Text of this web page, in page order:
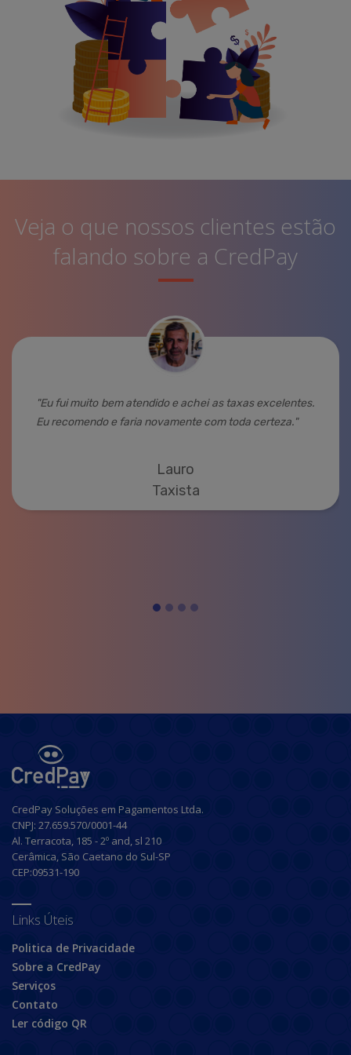
Veja o que nossos clientes estão
falando sobre a CredPay
"Eu fui muito bem atendido e achei as taxas excelentes.
Eu recomendo e faria novamente com toda certeza."
Lauro
Taxista
CredPay Soluções em Pagamentos Ltda.
CNPJ: 27.659.570/0001-44
Al. Terracota, 185 - 2º and, sl 210
Cerâmica, São Caetano do Sul-SP
CEP:09531-190
Links Úteis
Politica de Privacidade
Sobre a CredPay
Serviços
Contato
Ler código QR